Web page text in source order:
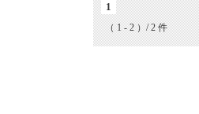
1
（ 1 - 2 ）/ 2 件